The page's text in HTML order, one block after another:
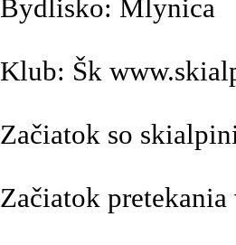
Bydlisko: Mlynica
Klub: Šk
Začiatok so
Začiatok